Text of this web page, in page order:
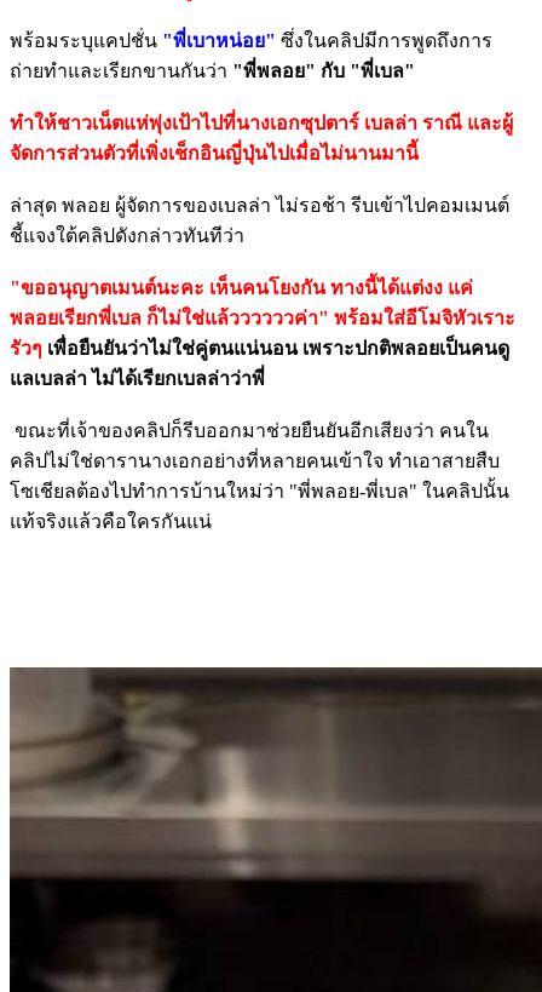
พร้อมระบุแคปชั่น "พี่เบาหน่อย" ซึ่งในคลิปมีการพูดถึงการ
ถ่ายทำและเรียกขานกันว่า "พี่พลอย" กับ "พี่เบล"
ทำให้ชาวเน็ตแห่พุ่งเป้าไปที่นางเอกซุปตาร์ เบลล่า ราณี และผู้
จัดการส่วนตัวที่เพิ่งเช็กอินญี่ปุ่นไปเมื่อไม่นานมานี้
ล่าสุด พลอย ผู้จัดการของเบลล่า ไม่รอช้า รีบเข้าไปคอมเมนต์
ชี้แจงใต้คลิปดังกล่าวทันทีว่า
"ขออนุญาตเมนต์นะคะ เห็นคนโยงกัน ทางนี้ได้แต่งง แค่
พลอยเรียกพี่เบล ก็ไม่ใช่แล้ววววววค่า" พร้อมใส่อีโมจิหัวเราะ
รัวๆ เพื่อยืนยันว่าไม่ใช่คู่ตนแน่นอน เพราะปกติพลอยเป็นคนดู
แลเบลล่า ไม่ได้เรียกเบลล่าว่าพี่
ขณะที่เจ้าของคลิปก็รีบออกมาช่วยยืนยันอีกเสียงว่า คนใน
คลิปไม่ใช่ดารานางเอกอย่างที่หลายคนเข้าใจ ทำเอาสายสืบ
โซเชียลต้องไปทำการบ้านใหม่ว่า "พี่พลอย-พี่เบล" ในคลิปนั้น
แท้จริงแล้วคือใครกันแน่